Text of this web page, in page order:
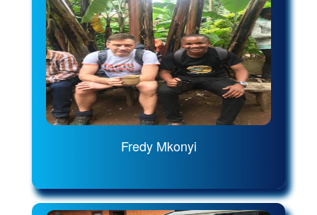
Fredy Mkonyi